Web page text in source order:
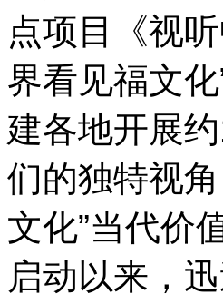
点项目《视
界看见福文
建各地开展
们的独特视
文化”当代价
启动以来，